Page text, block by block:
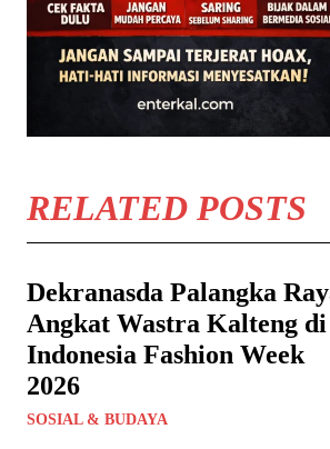
RELATED POSTS
Dekranasda Palangka
Angkat Wastra Kalteng di
Indonesia Fashion Week
2026
SOSIAL & BUDAYA